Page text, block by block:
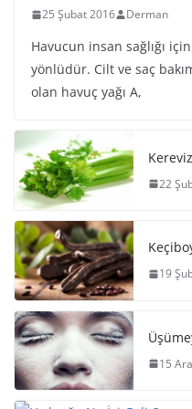
25 Şubat 2016 Derman
Havucun insan sağlığı
yönlüdür. Cilt ve saç
olan havuç yağı A,
22
19
15